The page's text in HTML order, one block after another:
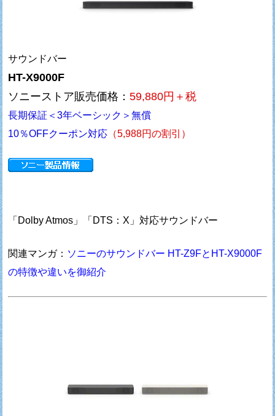
サウンドバー
HT-X9000F
ソニーストア販売価格：59,880円＋税
長期保証＜3年ベーシック＞無償
10％OFFクーポン対応 （5,988円の割引）
「Dolby Atmos」「DTS：X」対応サウンドバー
関連マンガ： ソニーのサウンドバー HT-Z9FとHT-X9000F
の特徴や違いを御紹介